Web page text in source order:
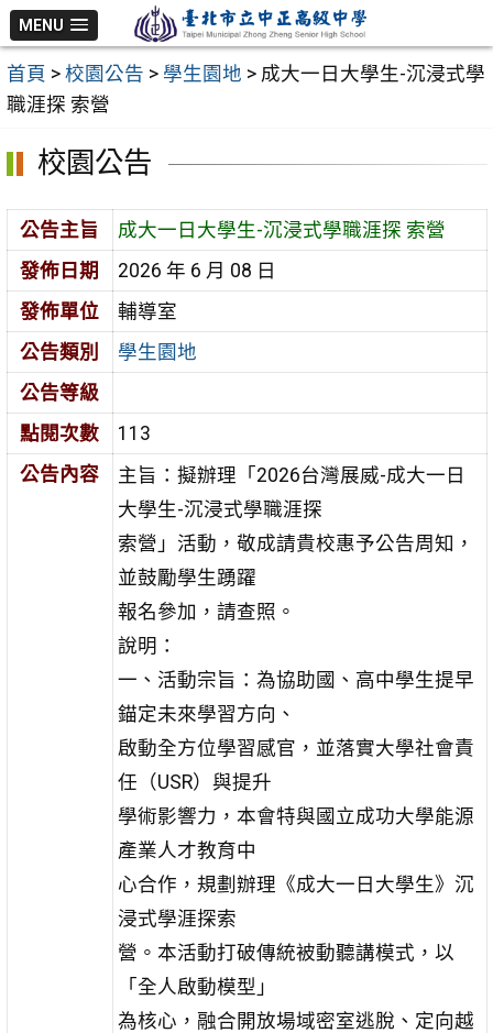
跳
至
主
要
MENU
首頁 > 校園公告 > 學生園地 > 成大一日大學生-沉浸式學
職涯探 索營
校園公告
公告主旨
成大一日大學生-沉浸式學職涯探 索營
發佈日期
2026 年 6 月 08 日
發佈單位
輔導室
公告類別
學生園地
公告等級
點閱次數
113
公告內容
主旨：擬辦理「2026台灣展威-成大一日
大學生-沉浸式學職涯探
索營」活動，敬成請貴校惠予公告周知，
並鼓勵學生踴躍
報名參加，請查照。
說明：
一、活動宗旨：為協助國、高中學生提早
錨定未來學習方向、
啟動全方位學習感官，並落實大學社會責
任（USR）與提升
學術影響力，本會特與國立成功大學能源
產業人才教育中
心合作，規劃辦理《成大一日大學生》沉
浸式學涯探索
營。本活動打破傳統被動聽講模式，以
「全人啟動模型」
為核心，融合開放場域密室逃脫、定向越